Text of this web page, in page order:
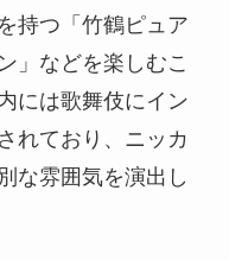
持つ「竹鶴ピュア
」などを楽しむこ
には歌舞伎にイン
れており、ニッカ
な雰囲気を演出し